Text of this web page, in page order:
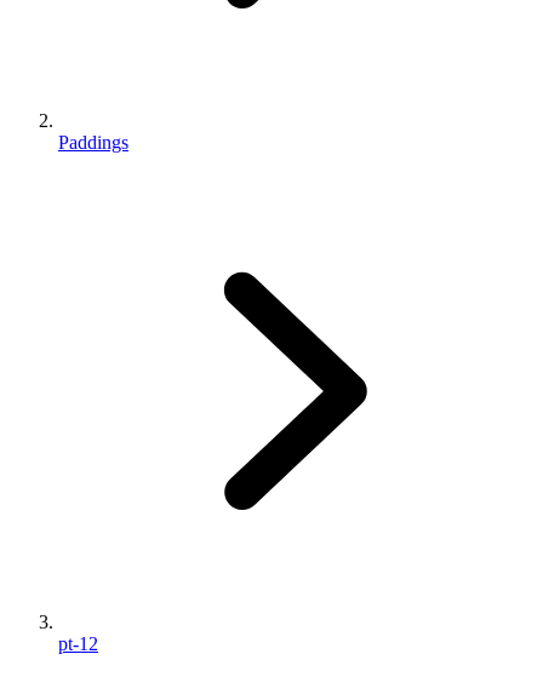
Paddings
pt-12